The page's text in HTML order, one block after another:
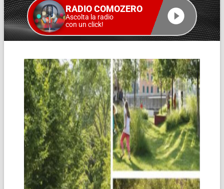
RADIO COMOZERO
Ascolta la radio
con un click!